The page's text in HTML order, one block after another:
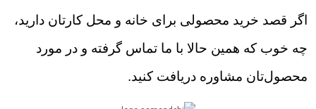
اگر قصد خرید محصولی برای خانه و محل کارتان دارید،
چه خوب که همین حالا با ما تماس گرفته و در مورد
محصول‌تان مشاوره دریافت کنید.